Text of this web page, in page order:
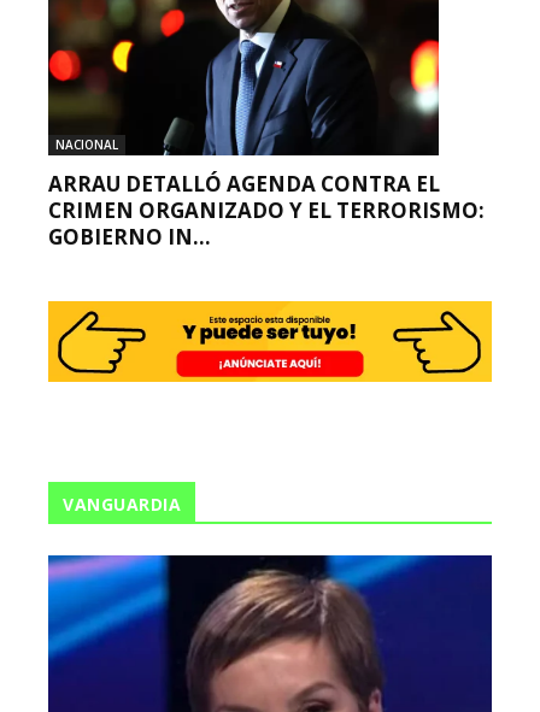
NACIONAL
ARRAU DETALLÓ AGENDA CONTRA EL
CRIMEN ORGANIZADO Y EL TERRORISMO:
GOBIERNO IN...
VANGUARDIA